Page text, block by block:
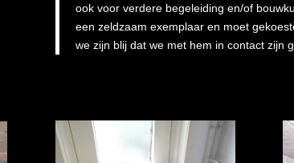
ook voor verdere begeleiding en/of
een zeldzaam exemplaar en moet
we zijn blij dat we met hem in contact zijn